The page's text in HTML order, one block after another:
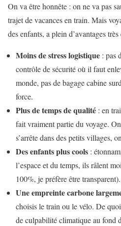
On va être honnête : on ne va pas
trajet de vacances en train. Mais
des enfants, a plein d’avantages
Moins de stress logistique : pas
contrôle de sécurité où il faut
monde, pas de bagage cabine
force.
Plus de temps de qualité : en
fait vraiment partie du voyage.
s’arrête dans des petits villages,
Des enfants plus cools :
l’espace et du temps, ils râlent
100%, je préfère être transparent).
Une empreinte carbone
choisis le train ou le vélo. De
de culpabilité climatique au fond